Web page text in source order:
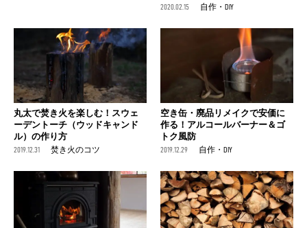
2020.02.15 自作・DIY
丸太で焚き火を楽しむ！スウェ
ーデントーチ（ウッドキャンド
ル）の作り方
2019.12.31 焚き火のコツ
空き缶・廃品リメイクで安価に
作る！アルコールバーナー＆ゴ
トク風防
2019.12.29 自作・DIY